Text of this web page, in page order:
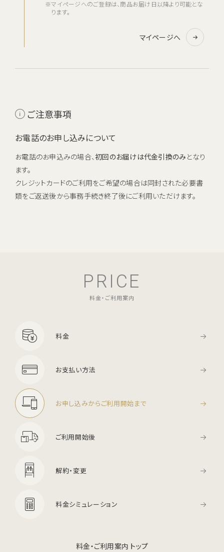
※マイページへのご登録は、商品お届け日以降より可能とな
ります。
マイページへ
ご注意事項
お電話のお申し込みについて
お電話のお申込みの場合、初回のお届けは代金引換のみとなり
ます。
クレジットカードのご利用をご希望の場合は同封された必要書
類をご返送後から事務手続き終了後にご利用いただけます。
PRICE
料金・ご利用案内
料金
お支払い方法
お申し込みからご利用開始まで
ご利用開始後
解約・変更
料金シミュレーション
料金・ご利用案内 トップ